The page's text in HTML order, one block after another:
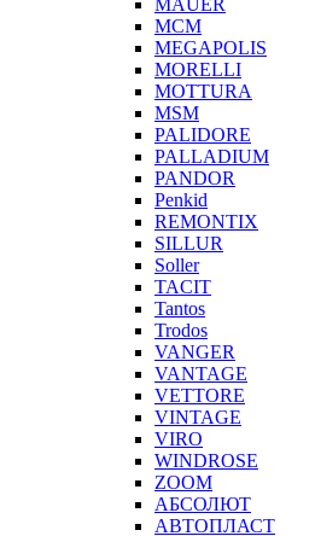
MCM
MEGAPOLIS
MORELLI
MOTTURA
MSM
PALIDORE
PALLADIUM
PANDOR
Penkid
REMONTIX
SILLUR
Soller
TACIT
Tantos
Trodos
VANGER
VANTAGE
VETTORE
VINTAGE
VIRO
WINDROSE
ZOOM
АБСОЛЮТ
АВТОПЛАСТ